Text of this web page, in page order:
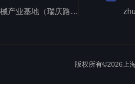
上海张江医疗器械产业基地（瑞庆路528号）
版权所有©2026